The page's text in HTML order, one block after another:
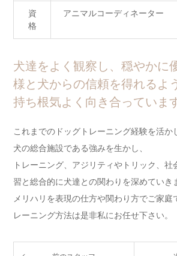
資
格
アニマルコーディネーター
犬達をよく観察し、穏やかに
様と犬からの信頼を得れるよ
持ち根気よく向き合っていま
これまでのドッグトレーニング経験を活か
犬の総合施設である強みを生かし、
トレーニング、アジリティやトリック、社
習と総合的に犬達との関わりを深めていき
メリハリを表現の仕方や関わり方でご家庭
レーニング方法は是非私にお任せ下さい。